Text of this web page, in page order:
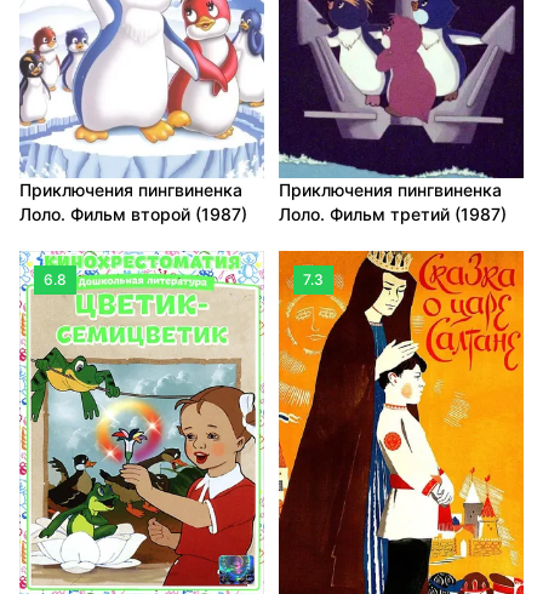
Приключения пингвиненка
Лоло. Фильм второй (1987)
Приключения пингвиненка
Лоло. Фильм третий (1987)
6.8 7.3